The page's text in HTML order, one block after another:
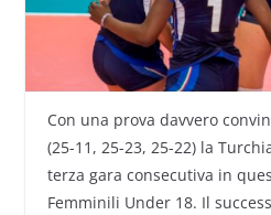
Con una prova davvero
(25-11, 25-23, 25-22) la
terza gara consecutiva in
Femminili Under 18. Il